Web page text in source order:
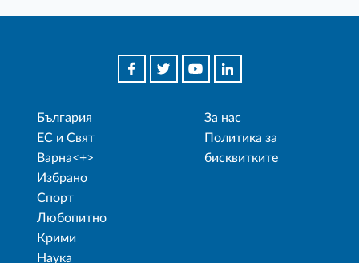
България
ЕС и Свят
Варна<+>
Избрано
Спорт
Любопитно
Крими
Наука
За нас
Политика за
бисквитките